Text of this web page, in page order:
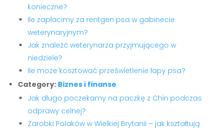
konieczne?
Ile zapłacimy za rentgen psa w gabinecie
weterynaryjnym?
Jak znaleźć weterynarza przyjmującego w
niedziele?
Ile może kosztować prześwietlenie łapy psa?
Category: Biznes i finanse
Jak długo poczekamy na paczkę z Chin podczas
odprawy celnej?
Zarobki Polaków w Wielkiej Brytanii – jak kształtują